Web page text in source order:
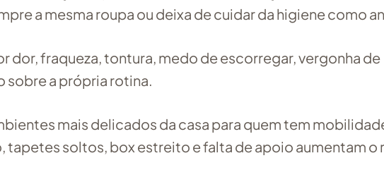
a mesma roupa ou deixa de cuidar da higiene como
dor, fraqueza, tontura, medo de escorregar, vergonha de
sobre a própria rotina.
mais delicados da casa para quem tem
tapetes soltos, box estreito e falta de apoio aumentam o